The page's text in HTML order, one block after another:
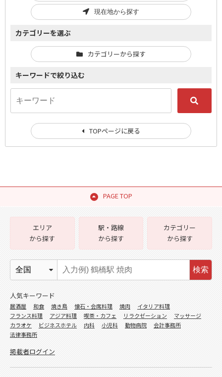
現在地から探す
カテゴリーを選ぶ
カテゴリーから探す
キーワードで絞り込む
TOPページに戻る
PAGE TOP
エリア
から探す
駅・路線
から探す
カテゴリー
から探す
検索
人気キーワード
居酒屋 和食 焼き鳥 懐石・会席料理 焼肉
イタリア料理
フランス料理
アジア料理 喫茶・カフェ リラクゼーション
マッサージ
カラオケ
ビジネスホテル 内科 小児科 動物病院
会計事務所
法律事務所
掲載者ログイン